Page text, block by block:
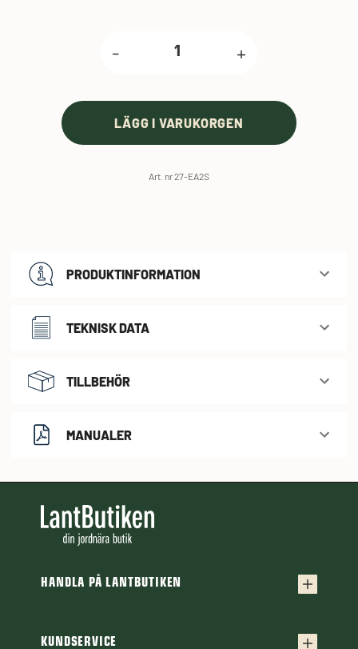
- +
LÄGG I VARUKORGEN
Art. nr 27-EA2S
PRODUKTINFORMATION
TEKNISK DATA
TILLBEHÖR
MANUALER
HANDLA PÅ LANTBUTIKEN
Frakt & leverans
KUNDSERVICE